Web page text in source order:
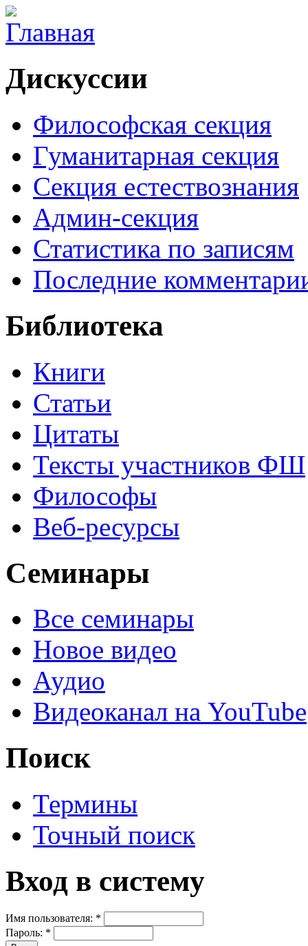
Дискуссии
Философская секция
Гуманитарная секция
Секция естествознания
Админ-секция
Статистика по записям
Последние
Библиотека
Книги
Статьи
Цитаты
Тексты участников ФШ
Философы
Веб-ресурсы
Семинары
Все семинары
Новое видео
Аудио
Видеоканал на YouTube
Поиск
Термины
Точный поиск
Вход в систему
Имя пользователя: *
Пароль: *